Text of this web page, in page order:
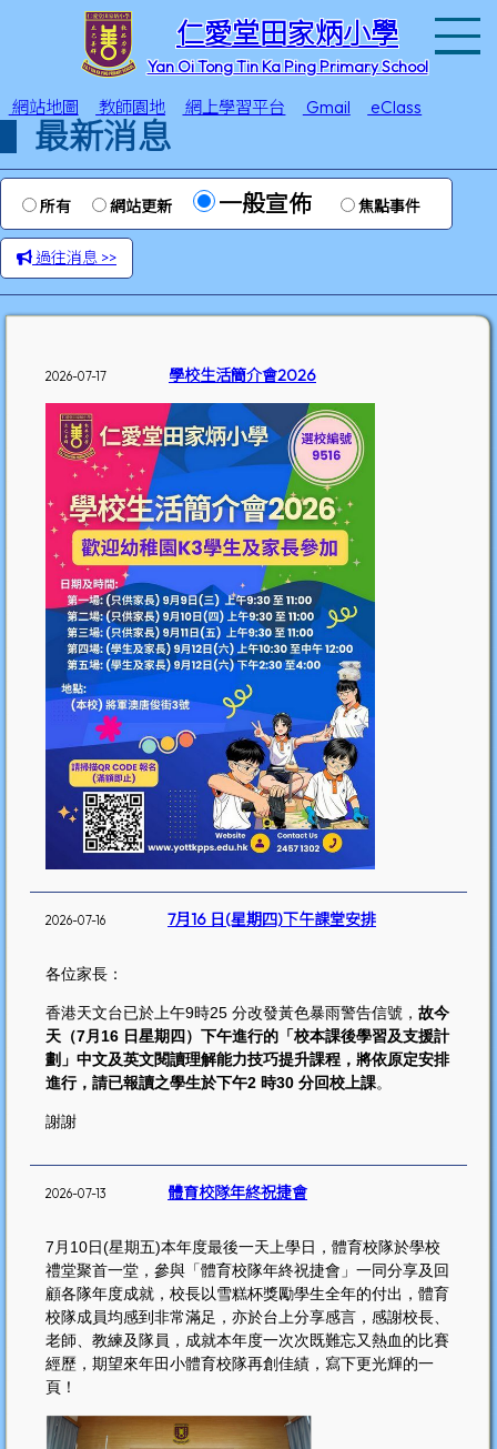
仁愛堂田家炳小學
Yan Oi Tong Tin Ka Ping Primary School
網站地圖 教師園地 網上學習平台 Gmail eClass
最新消息
所有 網站更新 一般宣佈 焦點事件
過往消息 >>
2026-07-17 學校生活簡介會2026
2026-07-16 7月16 日(星期四)下午課堂安排
各位家長：
香港天文台已於上午9時25 分改發黃色暴雨警告信號， 故今
天（7月16 日星期四）下午進行的「校本課後學習及支援計
劃」中文及英文閱讀理解能力技巧提升課程，將依原定安排
進行，請已報讀之學生於下午2 時30 分回校上課。
謝謝
2026-07-13 體育校隊年終祝捷會
7月10日(星期五)本年度最後一天上學日，體育校隊於學校
禮堂聚首一堂，參與「體育校隊年終祝捷會」一同分享及回
顧各隊年度成就，校長以雪糕杯獎勵學生全年的付出，體育
校隊成員均感到非常滿足，亦於台上分享感言，感謝校長、
老師、教練及隊員，成就本年度一次次既難忘又熱血的比賽
經歷，期望來年田小體育校隊再創佳績，寫下更光輝的一
頁！